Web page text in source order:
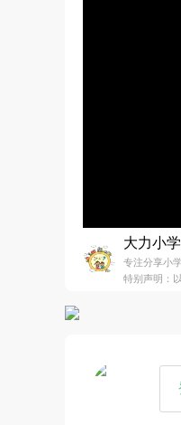
大力小
专注分享小
特别声明：